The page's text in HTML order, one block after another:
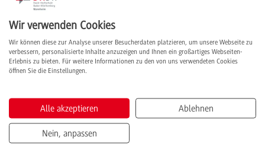
Wir verwenden Cookies
Wir können diese zur Analyse unserer Besucherdaten platzieren, um unsere Webseite zu
verbessern, personalisierte Inhalte anzuzeigen und Ihnen ein großartiges Webseiten-
Erlebnis zu bieten. Für weitere Informationen zu den von uns verwendeten Cookies
öffnen Sie die Einstellungen.
Alle akzeptieren Ablehnen
Nein, anpassen